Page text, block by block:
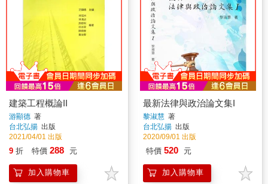
建築工程概論II
游顯德 著
台北弘揚 出版
2021/04/01 出版
9 折 特價 288 元
加入購物車
最新法律與政治論文集I
黎淑慧 著
台北弘揚 出版
2020/09/01 出版
特價 520 元
加入購物車